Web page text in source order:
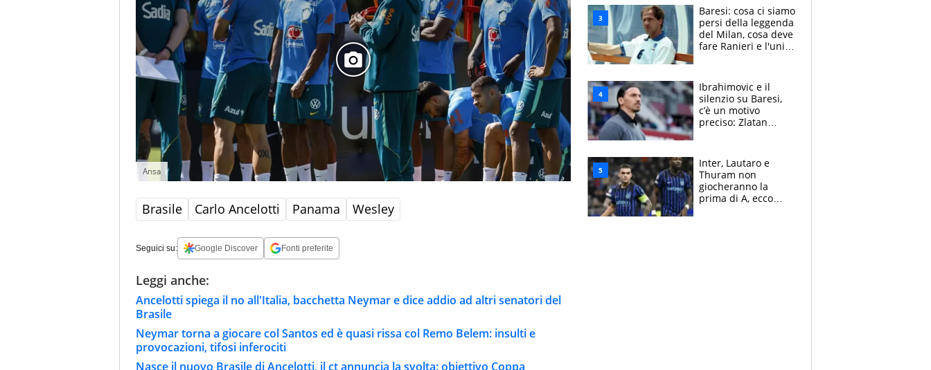
Ansa
Brasile Carlo Ancelotti Panama Wesley
Seguici su: Google Discover Fonti preferite
Leggi anche:
Ancelotti spiega il no all'Italia, bacchetta Neymar e dice addio ad altri senatori del
Brasile
Neymar torna a giocare col Santos ed è quasi rissa col Remo Belem: insulti e
provocazioni, tifosi inferociti
Nasce il nuovo Brasile di Ancelotti, il ct annuncia la svolta: obiettivo Coppa
Baresi: cosa ci siamo
persi della leggenda
del Milan, cosa deve
fare Ranieri e l'unico
Ibrahimovic e il
silenzio su Baresi,
c’è un motivo
preciso: Zlatan
e dalla morte di
Raiola
Inter, Lautaro e
Thuram non
giocheranno la
prima di A, ecco